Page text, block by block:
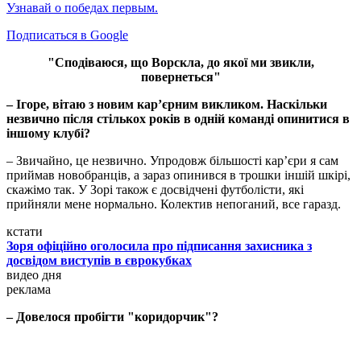
Узнавай о победах первым.
Подписаться в Google
"Сподіваюся, що Ворскла, до якої ми звикли,
повернеться"
– Ігоре, вітаю з новим кар’єрним викликом. Наскільки
незвично після стількох років в одній команді опинитися в
іншому клубі?
– Звичайно, це незвично. Упродовж більшості кар’єри я сам
приймав новобранців, а зараз опинився в трошки іншій шкірі,
скажімо так. У Зорі також є досвідчені футболісти, які
прийняли мене нормально. Колектив непоганий, все гаразд.
кстати
Зоря офіційно оголосила про підписання захисника з
досвідом виступів в єврокубках
видео дня
реклама
– Довелося пробігти "коридорчик"?